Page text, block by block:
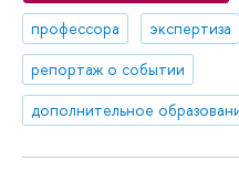
профессора
экспертиза
репортаж о событии
дополнительное